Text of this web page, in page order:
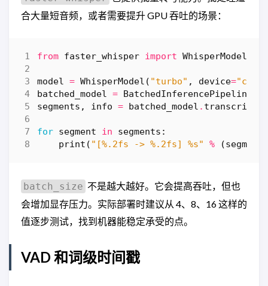
合大量短音频，或者需要提升 GPU 吞吐的场景：
from faster_whisper import WhisperModel
model = WhisperModel ( "turbo" , device=
batched_model = BatchedInferencePipeline
segments , info = batched_model . transcribe
for segment in segments :
print ( "[%.2fs -> %.2fs] %s" % (segment
batch_size 不是越大越好。它会提高吞吐，但也
会增加显存压力。实际部署时建议从 4、8、16 这样的
值逐步测试，找到机器能稳定承受的点。
VAD 和词级时间戳